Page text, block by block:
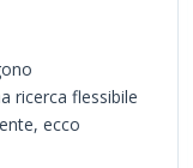
ricerca flessibile
ecco